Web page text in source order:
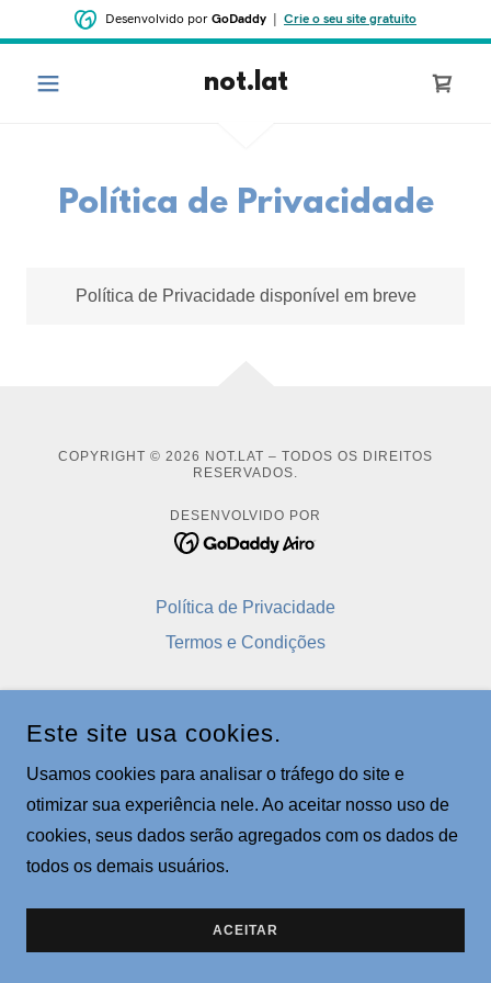
Desenvolvido por GoDaddy Crie o seu site gratuito
not.lat
Política de Privacidade
Política de Privacidade disponível em breve
COPYRIGHT © 2026 NOT.LAT – TODOS OS DIREITOS
RESERVADOS.
DESENVOLVIDO POR
Política de Privacidade
Termos e Condições
Este site usa cookies.
Usamos cookies para analisar o tráfego do site e
otimizar sua experiência nele. Ao aceitar nosso uso de
cookies, seus dados serão agregados com os dados de
todos os demais usuários.
ACEITAR